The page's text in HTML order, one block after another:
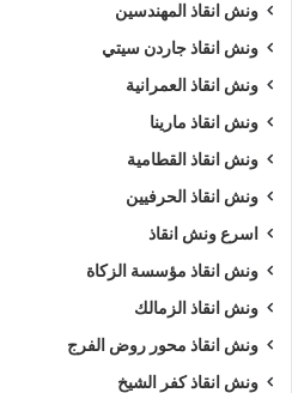
ونش انقاذ المهندسين
ونش انقاذ جاردن سيتي
ونش انقاذ العمرانية
ونش انقاذ مارينا
ونش انقاذ القطامية
ونش انقاذ الحرفيين
اسرع ونش انقاذ
ونش انقاذ مؤسسة الزكاة
ونش انقاذ الزمالك
ونش انقاذ محور روض الفرج
ونش انقاذ كفر الشيخ